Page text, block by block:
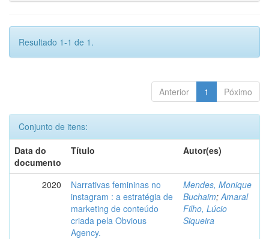
Resultado 1-1 de 1.
Anterior 1 Póximo
Conjunto de itens:
Data do
documento
Título Autor(es)
2020
Narrativas femininas no
instagram : a estratégia de
marketing de conteúdo
criada pela Obvious
Agency.
Mendes, Monique
Buchaim;Amaral
Filho, Lúcio
Siqueira